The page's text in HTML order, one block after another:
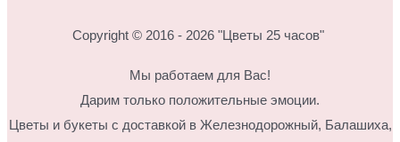
Copyright © 2016 - 2026 "Цветы 25 часов"
Мы работаем для Вас!
Дарим только положительные эмоции.
Цветы и букеты с доставкой в Железнодорожный, Балашиха,